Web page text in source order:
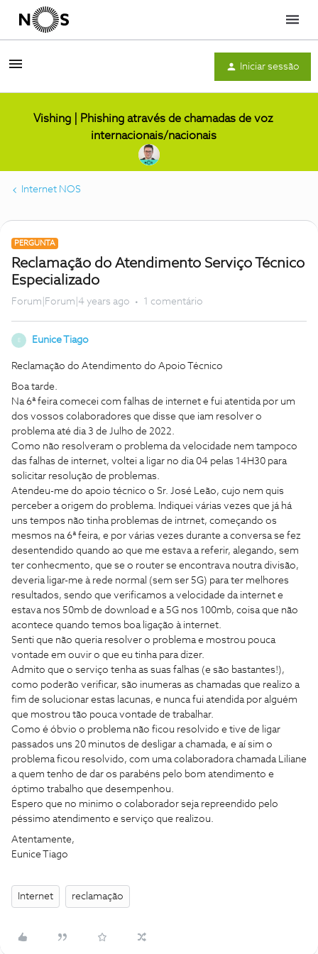
Menu
Iniciar sessão
Vishing | Phishing através de chamadas de voz
internacionais/nacionais
Internet NOS
PERGUNTA
Reclamação do Atendimento Serviço Técnico
Especializado
Forum|Forum|4 years ago 1 comentário
E Eunice Tiago
Reclamação do Atendimento do Apoio Técnico
Boa tarde.
Na 6ª feira comecei com falhas de internet e fui atentida por um
dos vossos colaboradores que disse que iam resolver o
problema até dia 3 de Julho de 2022.
Como não resolveram o problema da velocidade nem tampoco
das falhas de internet, voltei a ligar no dia 04 pelas 14H30 para
solicitar resolução de problemas.
Atendeu-me do apoio técnico o Sr. José Leão, cujo nem quis
perceber a origem do problema. Indiquei várias vezes que já há
uns tempos não tinha problemas de intrnet, começando os
mesmos na 6ª feira, e por várias vezes durante a conversa se fez
desentendido quando ao que me estava a referir, alegando, sem
ter conhecmento, que se o router se encontrava noutra divisão,
deveria ligar-me à rede normal (sem ser 5G) para ter melhores
resultados, sendo que verificamos a velocidade da internet e
estava nos 50mb de download e a 5G nos 100mb, coisa que não
acontece quando temos boa ligação à internet.
Senti que não queria resolver o problema e mostrou pouca
vontade em ouvir o que eu tinha para dizer.
Admito que o serviço tenha as suas falhas (e são bastantes!),
como poderão verificar, são inumeras as chamadas que realizo a
fim de solucionar estas lacunas, e nunca fui atendida por alguém
que mostrou tão pouca vontade de trabalhar.
Como é óbvio o problema não ficou resolvido e tive de ligar
passados uns 20 minutos de desligar a chamada, e aí sim o
problema ficou resolvido, com uma colaboradora chamada Liliane
a quem tenho de dar os parabéns pelo bom atendimento e
óptimo trabalho que desempenhou.
Espero que no minimo o colaborador seja repreendido pelo
péssimo atendimento e serviço que realizou.
Atentamente,
Eunice Tiago
Internet reclamação